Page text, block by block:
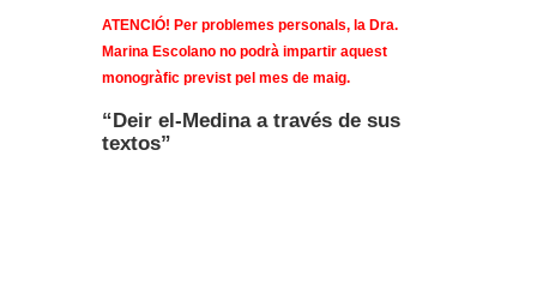
ATENCIÓ! Per problemes personals, la Dra.
Marina Escolano no podrà impartir aquest
monogràfic previst pel mes de maig.
“Deir el-Medina a través de sus
textos”